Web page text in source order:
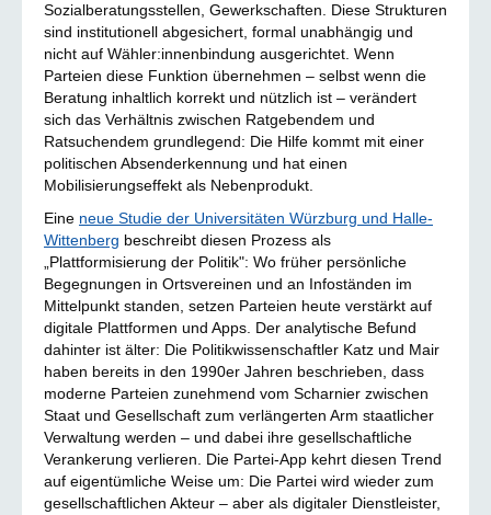
Sozialberatungsstellen, Gewerkschaften. Diese Strukturen
sind institutionell abgesichert, formal unabhängig und
nicht auf Wähler:innenbindung ausgerichtet. Wenn
Parteien diese Funktion übernehmen – selbst wenn die
Beratung inhaltlich korrekt und nützlich ist – verändert
sich das Verhältnis zwischen Ratgebendem und
Ratsuchendem grundlegend: Die Hilfe kommt mit einer
politischen Absenderkennung und hat einen
Mobilisierungseffekt als Nebenprodukt.
Eine neue Studie der Universitäten Würzburg und Halle-
Wittenberg beschreibt diesen Prozess als
„Plattformisierung der Politik": Wo früher persönliche
Begegnungen in Ortsvereinen und an Infoständen im
Mittelpunkt standen, setzen Parteien heute verstärkt auf
digitale Plattformen und Apps. Der analytische Befund
dahinter ist älter: Die Politikwissenschaftler Katz und Mair
haben bereits in den 1990er Jahren beschrieben, dass
moderne Parteien zunehmend vom Scharnier zwischen
Staat und Gesellschaft zum verlängerten Arm staatlicher
Verwaltung werden – und dabei ihre gesellschaftliche
Verankerung verlieren. Die Partei-App kehrt diesen Trend
auf eigentümliche Weise um: Die Partei wird wieder zum
gesellschaftlichen Akteur – aber als digitaler Dienstleister,